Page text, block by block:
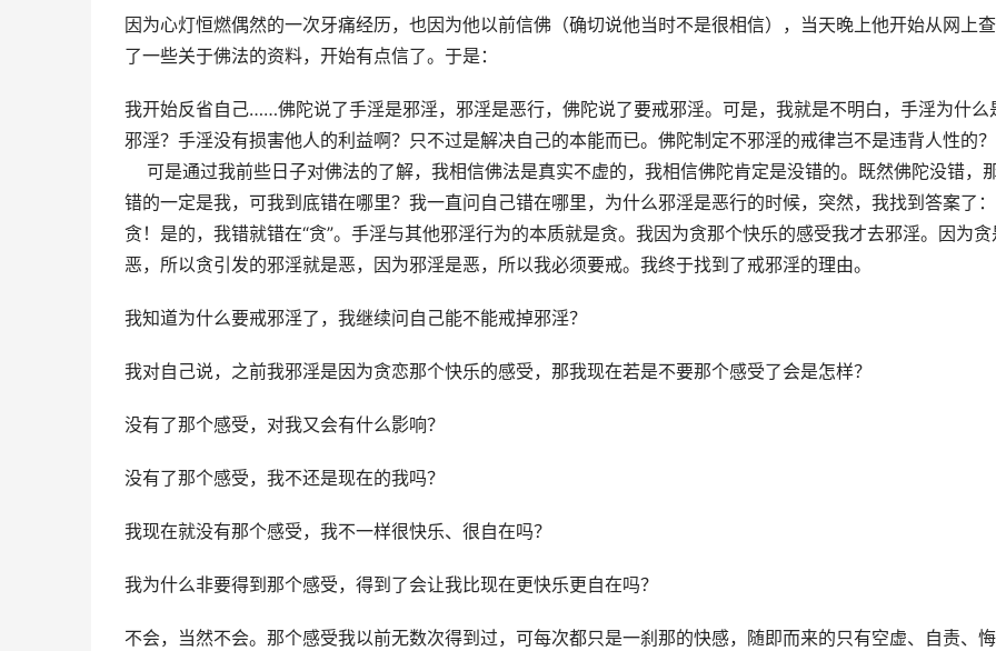
因为心灯恒燃偶然的一次牙痛经历，也因为他以前信佛（确切说他当时不是很相信），当天晚上他开始从网上
了一些关于佛法的资料，开始有点信了。于是：
我开始反省自己……佛陀说了手淫是邪淫，邪淫是恶行，佛陀说了要戒邪淫。可是，我就是不明白，手淫为什么
邪淫？手淫没有损害他人的利益啊？只不过是解决自己的本能而已。佛陀制定不邪淫的戒律岂不是违背人性的？
可是通过我前些日子对佛法的了解，我相信佛法是真实不虚的，我相信佛陀肯定是没错的。既然佛陀没错，
错的一定是我，可我到底错在哪里？我一直问自己错在哪里，为什么邪淫是恶行的时候，突然，我找到答案了：
贪！是的，我错就错在“贪”。手淫与其他邪淫行为的本质就是贪。我因为贪那个快乐的感受我才去邪淫。因为贪
恶，所以贪引发的邪淫就是恶，因为邪淫是恶，所以我必须要戒。我终于找到了戒邪淫的理由。
我知道为什么要戒邪淫了，我继续问自己能不能戒掉邪淫？
我对自己说，之前我邪淫是因为贪恋那个快乐的感受，那我现在若是不要那个感受了会是怎样？
没有了那个感受，对我又会有什么影响？
没有了那个感受，我不还是现在的我吗？
我现在就没有那个感受，我不一样很快乐、很自在吗？
我为什么非要得到那个感受，得到了会让我比现在更快乐更自在吗？
不会，当然不会。那个感受我以前无数次得到过，可每次都只是一刹那的快感，随即而来的只有空虚、自责、悔